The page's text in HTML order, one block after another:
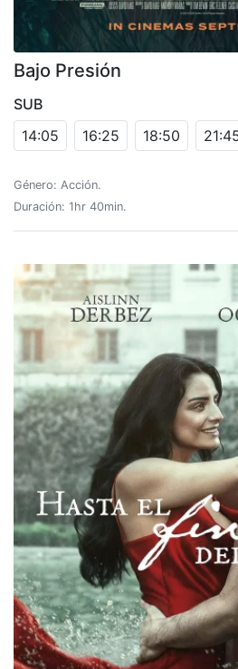
Bajo Presión
SUB
14:05
16:25 18:50
Género: Acción.
Duración: 1hr 40min.